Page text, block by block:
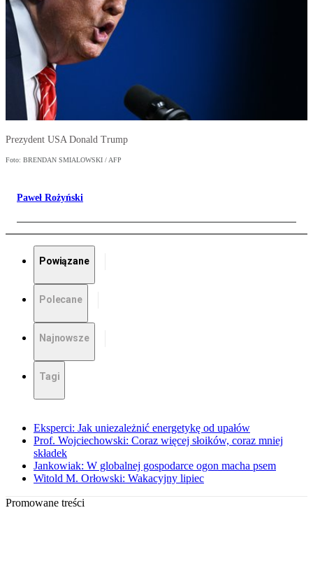
Prezydent USA Donald Trump
Foto: BRENDAN SMIALOWSKI / AFP
Paweł Rożyński
Powiązane
Polecane
Najnowsze
Tagi
Eksperci: Jak uniezależnić energetykę od upałów
Prof. Wojciechowski: Coraz więcej słoików, coraz mniej
składek
Jankowiak: W globalnej gospodarce ogon macha psem
Witold M. Orłowski: Wakacyjny lipiec
Promowane treści